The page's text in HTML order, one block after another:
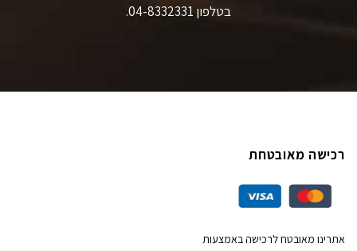
בטלפון 04-8332331.
רכישה מאובטחת
אתרינו מאובטח לרכישה באמצעות